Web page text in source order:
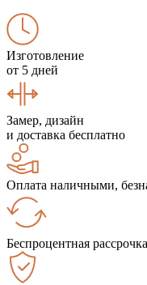
Изготовление
от 5 дней
Замер, дизайн
и доставка бесплатно
Оплата наличными,
Беспроцентная рассрочка